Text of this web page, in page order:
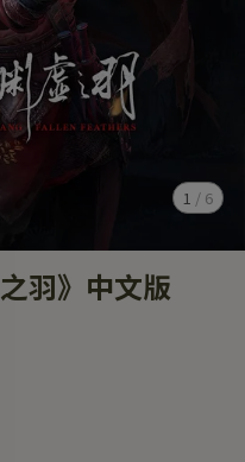
1 / 6
羽》中文版